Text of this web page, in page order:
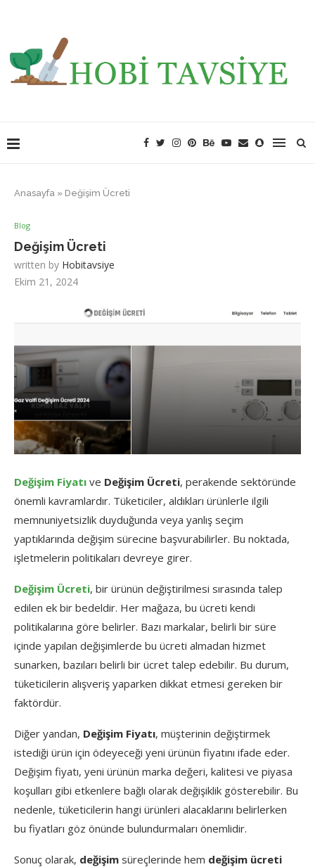
Anasayfa » Değişim Ücreti
Blog
Değişim Ücreti
written by Hobitavsiye
Ekim 21, 2024
Değişim Fiyatı ve Değişim Ücreti, perakende sektöründe
önemli kavramlardır. Tüketiciler, aldıkları ürünlerle ilgili
memnuniyetsizlik duyduğunda veya yanlış seçim
yaptıklarında değişim sürecine başvurabilirler. Bu noktada,
işletmelerin politikaları devreye girer.
Değişim Ücreti, bir ürünün değiştirilmesi sırasında talep
edilen ek bir bedeldir. Her mağaza, bu ücreti kendi
politikalarına göre belirler. Bazı markalar, belirli bir süre
içinde yapılan değişimlerde bu ücreti almadan hizmet
sunarken, bazıları belirli bir ücret talep edebilir. Bu durum,
tüketicilerin alışveriş yaparken dikkat etmesi gereken bir
faktördür.
Diğer yandan, Değişim Fiyatı, müşterinin değiştirmek
istediği ürün için ödeyeceği yeni ürünün fiyatını ifade eder.
Değişim fiyatı, yeni ürünün marka değeri, kalitesi ve piyasa
koşulları gibi etkenlere bağlı olarak değişiklik gösterebilir. Bu
nedenle, tüketicilerin hangi ürünleri alacaklarını belirlerken
bu fiyatları göz önünde bulundurmaları önemlidir.
Sonuç olarak, değişim süreçlerinde hem değişim ücreti